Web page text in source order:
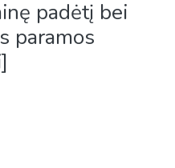
padėtį bei
paramos